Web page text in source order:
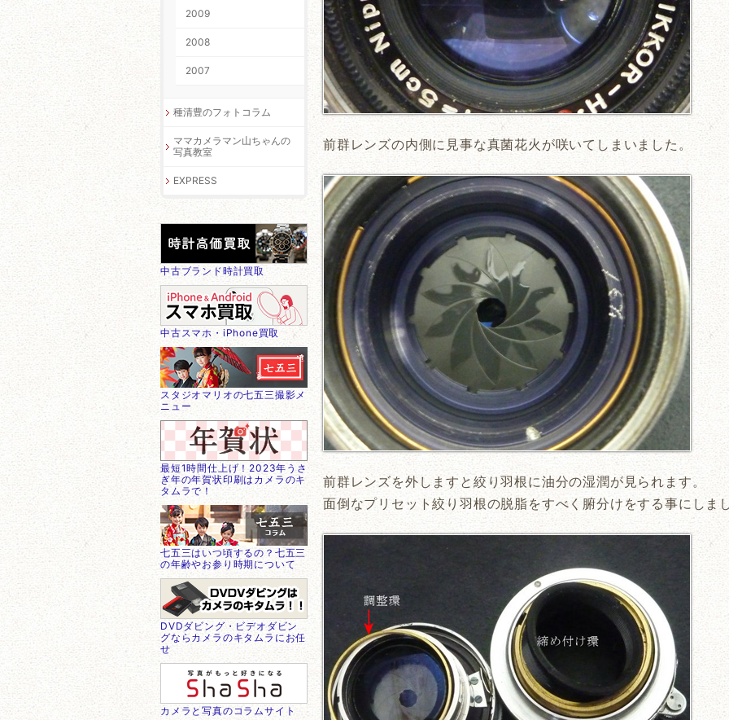
前群レンズの内側に見事な真菌花火が咲いてしまいました。
前群レンズを外しますと絞り羽根に油分の湿潤が見られます。
面倒なプリセット絞り羽根の脱脂をすべく腑分けをする事にしま
2009
2008
2007
種清豊のフォトコラム
ママカメラマン山ちゃんの
写真教室
EXPRESS
中古ブランド時計買取
中古スマホ・iPhone買取
スタジオマリオの七五三撮影メ
ニュー
最短1時間仕上げ！2023年うさ
ぎ年の年賀状印刷はカメラのキ
タムラで！
七五三はいつ頃するの？七五三
の年齢やお参り時期について
DVDダビング・ビデオダビン
グならカメラのキタムラにお任
せ
カメラと写真のコラムサイト